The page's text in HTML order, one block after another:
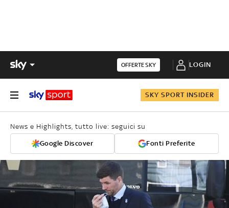
OFFERTE SKY LOGIN
SKY SPORT INSIDER
News e Highlights, tutto live: seguici su
Google Discover Fonti Preferite